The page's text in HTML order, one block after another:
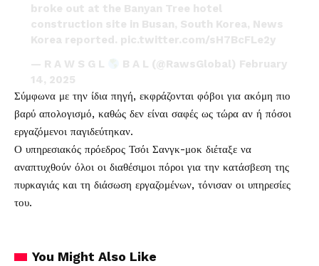
broke out at the Banyan Tree hotel
construction site in Busan, South Korea, News
Korea reported. pic.twitter.com/sH7BcFLe2y
— R A W S G L
B A L (@RawsGlobal) February
14, 2025
Σύμφωνα με την ίδια πηγή, εκφράζονται φόβοι για ακόμη πιο
βαρύ απολογισμό, καθώς δεν είναι σαφές ως τώρα αν ή πόσοι
εργαζόμενοι παγιδεύτηκαν.
Ο υπηρεσιακός πρόεδρος Τσόι Σανγκ-μοκ διέταξε να
αναπτυχθούν όλοι οι διαθέσιμοι πόροι για την κατάσβεση της
πυρκαγιάς και τη διάσωση εργαζομένων, τόνισαν οι υπηρεσίες
του.
You Might Also Like